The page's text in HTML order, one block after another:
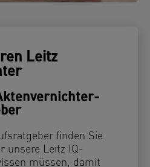
Leitz
finden Sie
unsere Leitz IQ-
müssen, damit